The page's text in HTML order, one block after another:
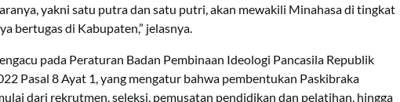
yakni satu putra dan satu putri, akan mewakili Minahasa di tingkat
bertugas di Kabupaten,” jelasnya.
pada Peraturan Badan Pembinaan Ideologi Pancasila Republik
Pasal 8 Ayat 1, yang mengatur bahwa pembentukan Paskibraka
dari rekrutmen, seleksi, pemusatan pendidikan dan pelatihan, hingga